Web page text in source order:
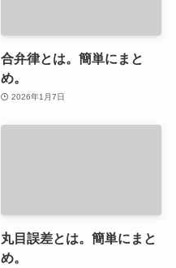
合弁律とは。簡単にまと
め。
2026年1月7日
丸目誤差とは。簡単にまと
め。